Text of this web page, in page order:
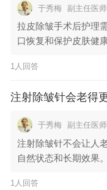
于秀梅 副主任医师
拉皮除皱手术后护理
口恢复和保护皮肤健
1人回答
注射除皱针会老得
于秀梅 副主任医师
注射除皱针不会让人
自然状态和长期效果
1人回答